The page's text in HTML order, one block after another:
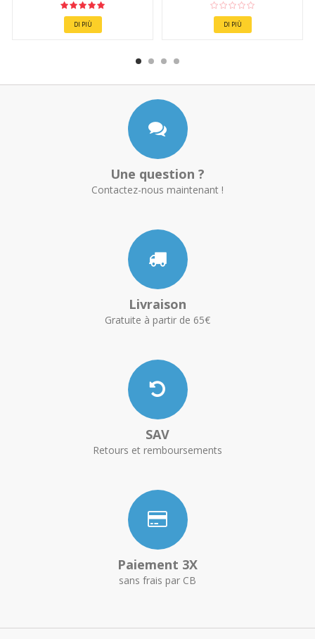
DI PIÙ DI PIÙ
Une question ?
Contactez-nous maintenant !
Livraison
Gratuite à partir de 65€
SAV
Retours et remboursements
Paiement 3X
sans frais par CB